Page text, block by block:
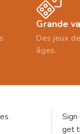
Grande
Des jeux
âges.
get